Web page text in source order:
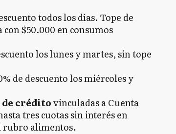
todos los días. Tope de
con $50.000 en consumos
los lunes y martes, sin tope
de descuento los miércoles y
créditovinculadas a Cuenta
tres cuotas sin interés en
rubro alimentos.